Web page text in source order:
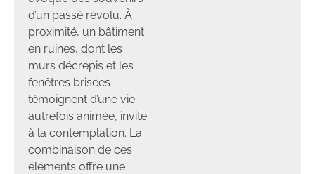
d’un passé révolu. À
proximité, un bâtiment
en ruines, dont les
murs décrépis et les
fenêtres brisées
témoignent d’une vie
autrefois animée, invite
à la contemplation. La
combinaison de ces
éléments offre une